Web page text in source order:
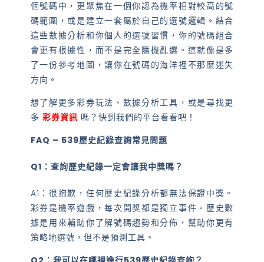
個號碼中，更聚焦在一個你認為機率相對較高的號
碼範圍，或是建立一套屬於自己的選號邏輯。結合
這些數據分析和你個人的選號習慣，你的號碼組合
會更有根據性，而不是完全隨機亂選。這就像是多
了一份參考地圖，讓你在號碼的海洋裡不那麼迷失
方向。
想了解更多彩券玩法、數據分析工具，或是尋找更
多 彩券資訊 嗎？快到我們的平台看看吧！
FAQ – 539歷史紀錄查詢常見問題
Q1：查詢歷史紀錄一定會讓我中獎嗎？
A1：很抱歉，任何歷史紀錄分析都無法保證中獎。
彩券是機率遊戲，每次開獎都是獨立事件。歷史數
據是用來輔助你了解號碼趨勢和分佈，幫助你更有
策略地選號，但不是預測工具。